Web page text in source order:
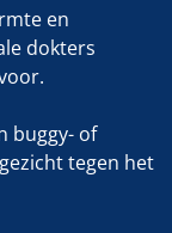
en
dokters
buggy- of
tegen het